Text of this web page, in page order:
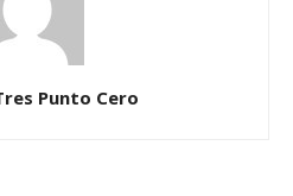
Punto Cero